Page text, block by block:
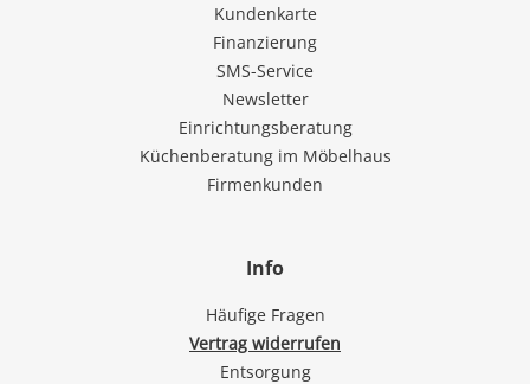
Kundenkarte
Finanzierung
SMS-Service
Newsletter
Einrichtungsberatung
Küchenberatung im Möbelhaus
Firmenkunden
Info
Häufige Fragen
Vertrag widerrufen
Entsorgung